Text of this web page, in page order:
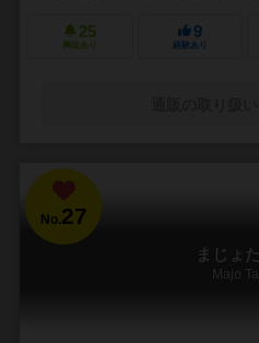
25
興味あり
9
経験あり
No.27
まじょ
Majo